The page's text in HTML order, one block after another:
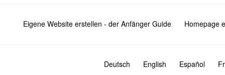
Eigene Website erstellen - der Anfänger Guide Homepage
Deutsch English Español